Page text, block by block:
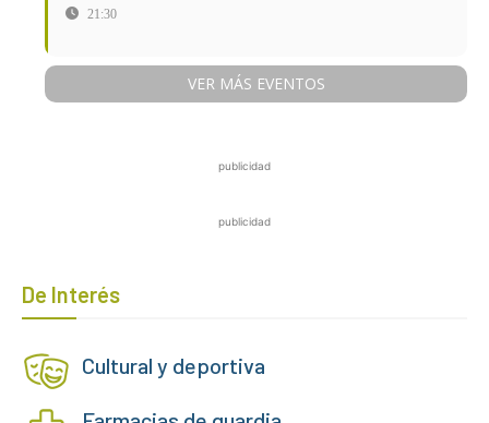
21:30
VER MÁS EVENTOS
publicidad
publicidad
De Interés
Cultural y deportiva